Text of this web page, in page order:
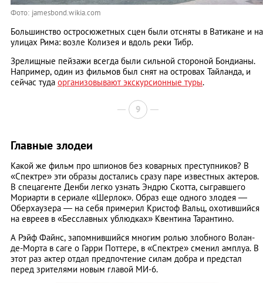
Фото: jamesbond.wikia.com
Большинство остросюжетных сцен были отсняты в Ватикане и на
улицах Рима: возле Колизея и вдоль реки Тибр.
Зрелищные пейзажи всегда были сильной стороной Бондианы.
Например, один из фильмов был снят на островах Тайланда, и
сейчас туда организовывают экскурсионные туры.
9
Главные злодеи
Какой же фильм про шпионов без коварных преступников? В
«Спектре» эти образы достались сразу паре известных актеров.
В спецагенте Денби легко узнать Эндрю Скотта, сыгравшего
Мориарти в сериале «Шерлок». Образ еще одного злодея —
Оберхаузера — на себя примерил Кристоф Вальц, охотившийся
на евреев в «Бесславных ублюдках» Квентина Тарантино.
А Рэйф Файнс, запомнившийся многим ролью злобного Волан-
де-Морта в саге о Гарри Поттере, в «Спектре» сменил амплуа. В
этот раз актер отдал предпочтение силам добра и предстал
перед зрителями новым главой МИ-6.